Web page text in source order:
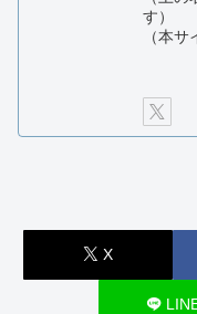
す）
（本
X